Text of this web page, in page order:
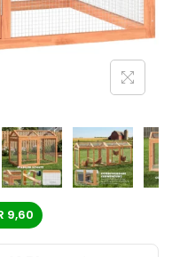
9,60